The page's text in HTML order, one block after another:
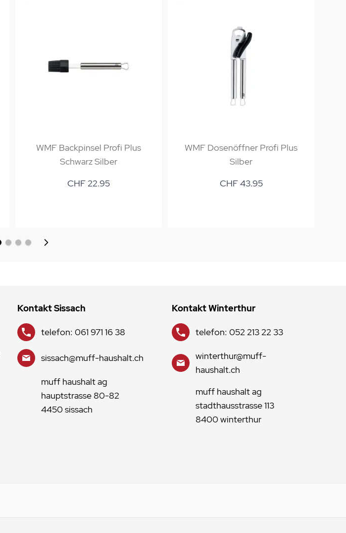
WMF Backpinsel Profi Plus
Schwarz Silber
CHF 22.95
WMF Dosenöffner Profi Plus
Silber
CHF 43.95
Kontakt Sissach
telefon: 061 971 16 38
sissach@muff-haushalt.ch
muff haushalt ag
hauptstrasse 80-82
4450 sissach
Kontakt Winterthur
telefon: 052 213 22 33
winterthur@muff-
haushalt.ch
muff haushalt ag
stadthausstrasse 113
8400 winterthur